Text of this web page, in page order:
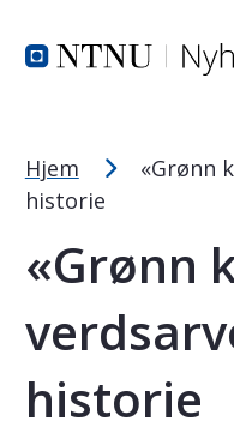
PC: Press ned CTRL
Hjem
«Grønn
historie
«Grønn
historie